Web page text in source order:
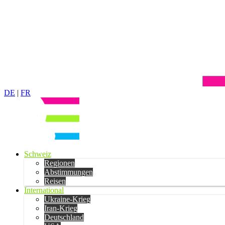
DE | FR
Schweiz
Regionen
Abstimmungen
Reisen
International
Ukraine-Krieg
Iran-Krieg
Deutschland